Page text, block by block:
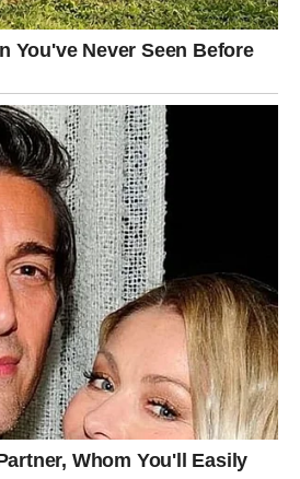
jeste osjećaj lakoće.
brže nego ranije.
razlog za osmijeh.
kako se vraća optimizam i želja
dugo razmišljaju.
vas prati tokom narednih mjeseci.